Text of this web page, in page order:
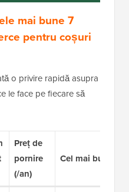
mai bune 7
pentru coșuri
o privire rapidă asupra
le face pe fiecare să
Preț de
pornire
(/an)
Cel mai bun